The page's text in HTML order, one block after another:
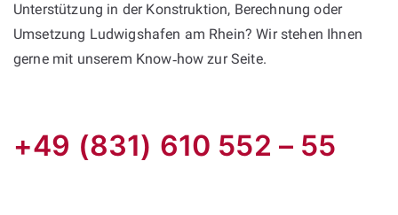
Unterstützung in der Konstruktion, Berechnung oder
Umsetzung Ludwigshafen am Rhein? Wir stehen Ihnen
gerne mit unserem Know‑how zur Seite.
+49 (831) 610 552 – 55